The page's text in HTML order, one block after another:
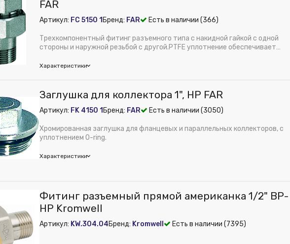
давление, бар:
Сталь
из публикации на веб-витрине mag1c:Нет
55
FAR
Артикул: FC 5150 1 Бренд: FAR Есть в наличии (366)
Трехкомпонентный фитинг разъемного типа с накидной гайкой с одной
стороны и наружной резьбой с другой.PTFE уплотнение обеспечивает
Характеристики
давление, бар:
Сталь
из публикации на веб-витрине mag1c:Нет
60
Заглушка для коллектора 1", НР FAR
Артикул: FK 4150 1 Бренд: FAR Есть в наличии (3050)
Хромированная заглушка для фланцевых и параллельных коллекторов, с
уплотнением O-ring.
Характеристики
давление, бар:
Сталь
из публикации на веб-витрине mag1c:Нет
Латунь
Фитинг разъемный прямой американка 1/2" ВР-
НР Kromwell
Артикул: KW.304.04Бренд: Kromwell Есть в наличии (7395)